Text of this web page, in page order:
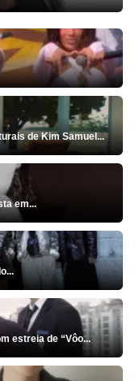
de Kim Samuel...
em...
estreia de “Vôo...